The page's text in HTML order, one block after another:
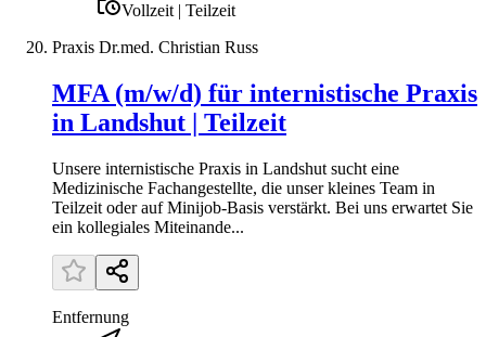
Vollzeit | Teilzeit
Praxis Dr.med. Christian Russ
MFA (m/w/d) für internistische Praxis
in Landshut | Teilzeit
Unsere internistische Praxis in Landshut sucht eine
Medizinische Fachangestellte, die unser kleines Team in
Teilzeit oder auf Minijob-Basis verstärkt. Bei uns erwartet Sie
ein kollegiales Miteinande...
Entfernung